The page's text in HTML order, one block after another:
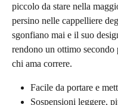
piccolo da stare nella
persino nelle cappelliere
sgonfiano mai e il suo
rendono un ottimo
chi ama correre.
Facile da portare e
Sospensioni leggere,